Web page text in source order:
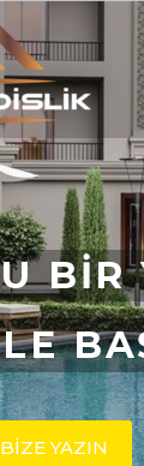
BİZE YAZIN
BİR